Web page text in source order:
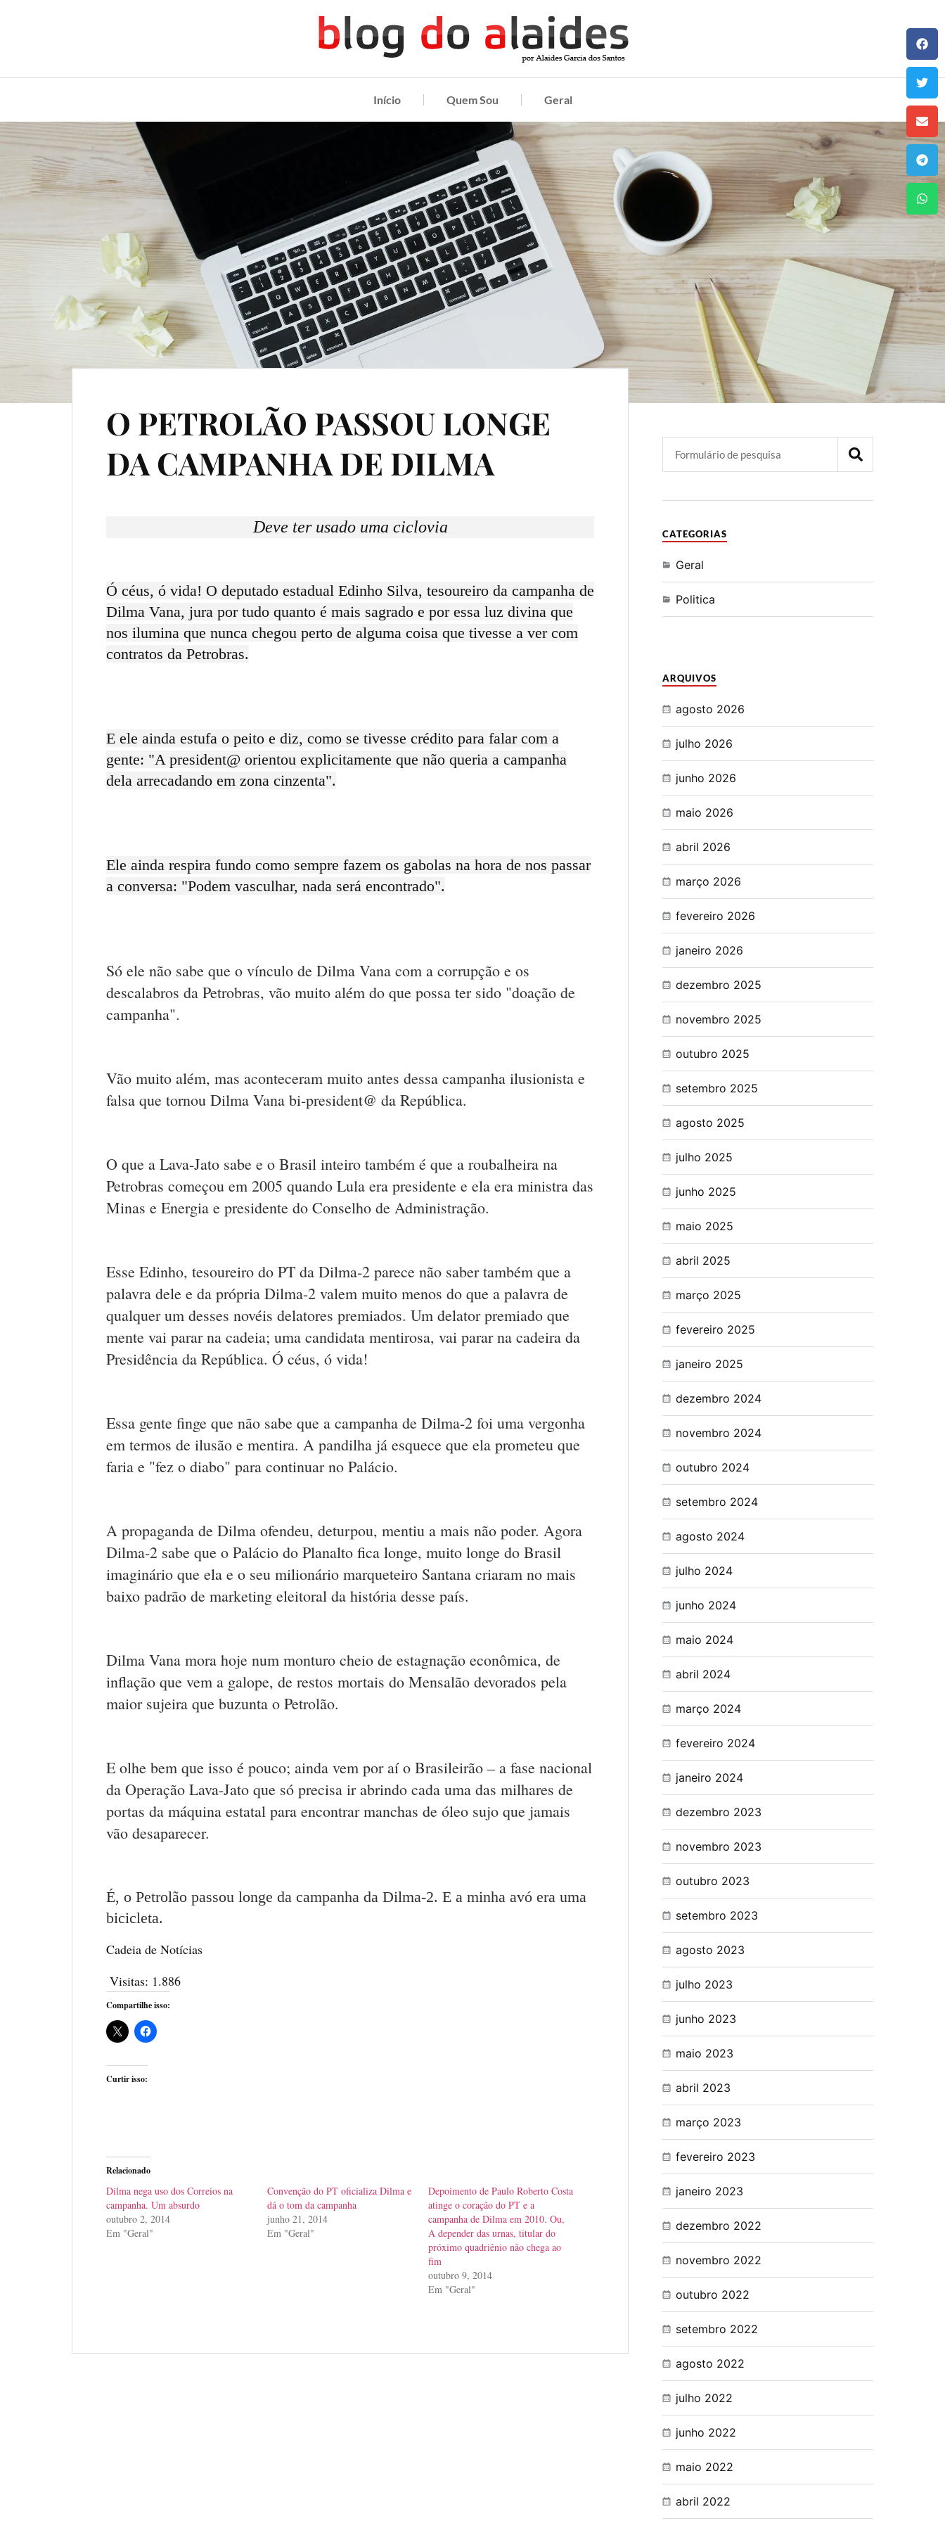
Início Quem Sou Geral
O PETROLÃO PASSOU LONGE
DA CAMPANHA DE DILMA
Deve ter usado uma ciclovia
Ó céus, ó vida! O deputado estadual Edinho Silva, tesoureiro da campanha de
Dilma Vana, jura por tudo quanto é mais sagrado e por essa luz divina que
nos ilumina que nunca chegou perto de alguma coisa que tivesse a ver com
contratos da Petrobras.
E ele ainda estufa o peito e diz, como se tivesse crédito para falar com a
gente: "A president@ orientou explicitamente que não queria a campanha
dela arrecadando em zona cinzenta".
Ele ainda respira fundo como sempre fazem os gabolas na hora de nos passar
a conversa: "Podem vasculhar, nada será encontrado".
Só ele não sabe que o vínculo de Dilma Vana com a corrupção e os
descalabros da Petrobras, vão muito além do que possa ter sido "doação de
campanha".
Vão muito além, mas aconteceram muito antes dessa campanha ilusionista e
falsa que tornou Dilma Vana bi-president@ da República.
O que a Lava-Jato sabe e o Brasil inteiro também é que a roubalheira na
Petrobras começou em 2005 quando Lula era presidente e ela era ministra das
Minas e Energia e presidente do Conselho de Administração.
Esse Edinho, tesoureiro do PT da Dilma-2 parece não saber também que a
palavra dele e da própria Dilma-2 valem muito menos do que a palavra de
qualquer um desses novéis delatores premiados. Um delator premiado que
mente vai parar na cadeia; uma candidata mentirosa, vai parar na cadeira da
Presidência da República. Ó céus, ó vida!
Essa gente finge que não sabe que a campanha de Dilma-2 foi uma vergonha
em termos de ilusão e mentira. A pandilha já esquece que ela prometeu que
faria e "fez o diabo" para continuar no Palácio.
A propaganda de Dilma ofendeu, deturpou, mentiu a mais não poder. Agora
Dilma-2 sabe que o Palácio do Planalto fica longe, muito longe do Brasil
imaginário que ela e o seu milionário marqueteiro Santana criaram no mais
baixo padrão de marketing eleitoral da história desse país.
Dilma Vana mora hoje num monturo cheio de estagnação econômica, de
inflação que vem a galope, de restos mortais do Mensalão devorados pela
maior sujeira que buzunta o Petrolão.
E olhe bem que isso é pouco; ainda vem por aí o Brasileirão – a fase nacional
da Operação Lava-Jato que só precisa ir abrindo cada uma das milhares de
portas da máquina estatal para encontrar manchas de óleo sujo que jamais
vão desaparecer.
É, o Petrolão passou longe da campanha da Dilma-2. E a minha avó era uma
bicicleta.
Cadeia de Notícias
Visitas: 1.886
Compartilhe isso:
Curtir isso:
Relacionado
Dilma nega uso dos Correios na
campanha. Um absurdo
outubro 2, 2014
Em "Geral"
Convenção do PT oficializa Dilma e
dá o tom da campanha
junho 21, 2014
Em "Geral"
Depoimento de Paulo Roberto Costa
atinge o coração do PT e a
campanha de Dilma em 2010. Ou,
A depender das urnas, titular do
próximo quadriênio não chega ao
fim
outubro 9, 2014
Em "Geral"
CATEGORIAS
Geral
Politica
ARQUIVOS
agosto 2026
julho 2026
junho 2026
maio 2026
abril 2026
março 2026
fevereiro 2026
janeiro 2026
dezembro 2025
novembro 2025
outubro 2025
setembro 2025
agosto 2025
julho 2025
junho 2025
maio 2025
abril 2025
março 2025
fevereiro 2025
janeiro 2025
dezembro 2024
novembro 2024
outubro 2024
setembro 2024
agosto 2024
julho 2024
junho 2024
maio 2024
abril 2024
março 2024
fevereiro 2024
janeiro 2024
dezembro 2023
novembro 2023
outubro 2023
setembro 2023
agosto 2023
julho 2023
junho 2023
maio 2023
abril 2023
março 2023
fevereiro 2023
janeiro 2023
dezembro 2022
novembro 2022
outubro 2022
setembro 2022
agosto 2022
julho 2022
junho 2022
maio 2022
abril 2022